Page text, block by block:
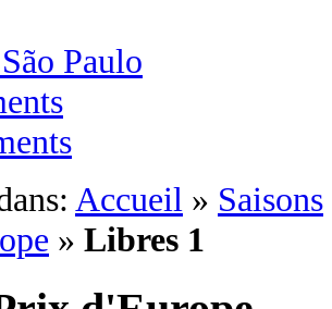
Paulo
Accueil » Saisons
» Libres 1